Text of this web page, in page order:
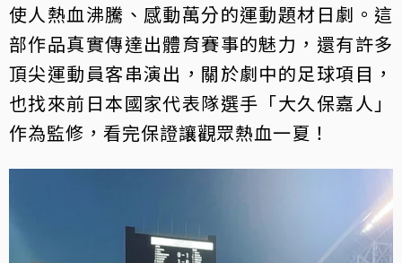
使人熱血沸騰、感動萬分的運動題材日劇。這
部作品真實傳達出體育賽事的魅力，還有許多
頂尖運動員客串演出，關於劇中的足球項目，
也找來前日本國家代表隊選手「大久保嘉人」
作為監修，看完保證讓觀眾熱血一夏！